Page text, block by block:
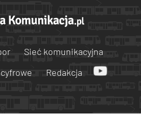
Sieć komunikacyjna
Redakcja